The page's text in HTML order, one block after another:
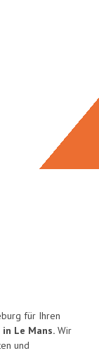
für Ihren
Le Mans. Wir
und